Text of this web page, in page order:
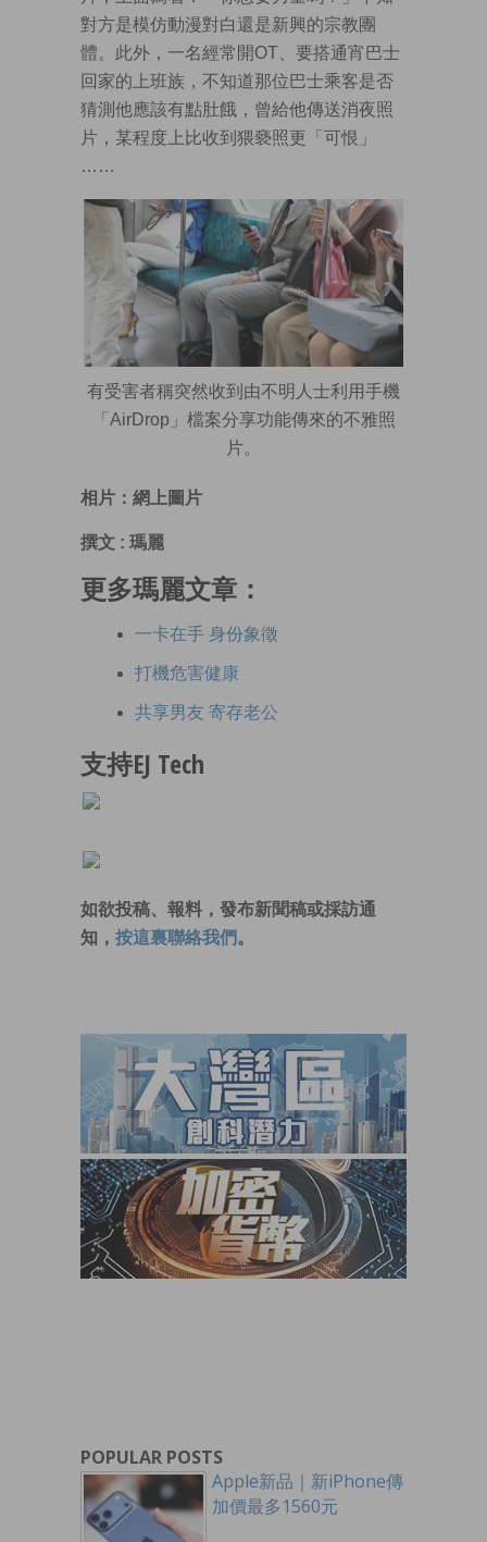
對方是模仿動漫對白還是新興的宗教團
體。此外，一名經常開OT、要搭通宵巴士
回家的上班族，不知道那位巴士乘客是否
猜測他應該有點肚餓，曾給他傳送消夜照
片，某程度上比收到猥褻照更「可恨」
……
有受害者稱突然收到由不明人士利用手機
「AirDrop」檔案分享功能傳來的不雅照
片。
相片：網上圖片
撰文 : 瑪麗
更多瑪麗文章：
一卡在手 身份象徵
打機危害健康
共享男友 寄存老公
支持EJ Tech
如欲投稿、報料，發布新聞稿或採訪通
知， 按這裏聯絡我們 。
POPULAR POSTS
Apple新品｜新iPhone傳
加價最多1560元